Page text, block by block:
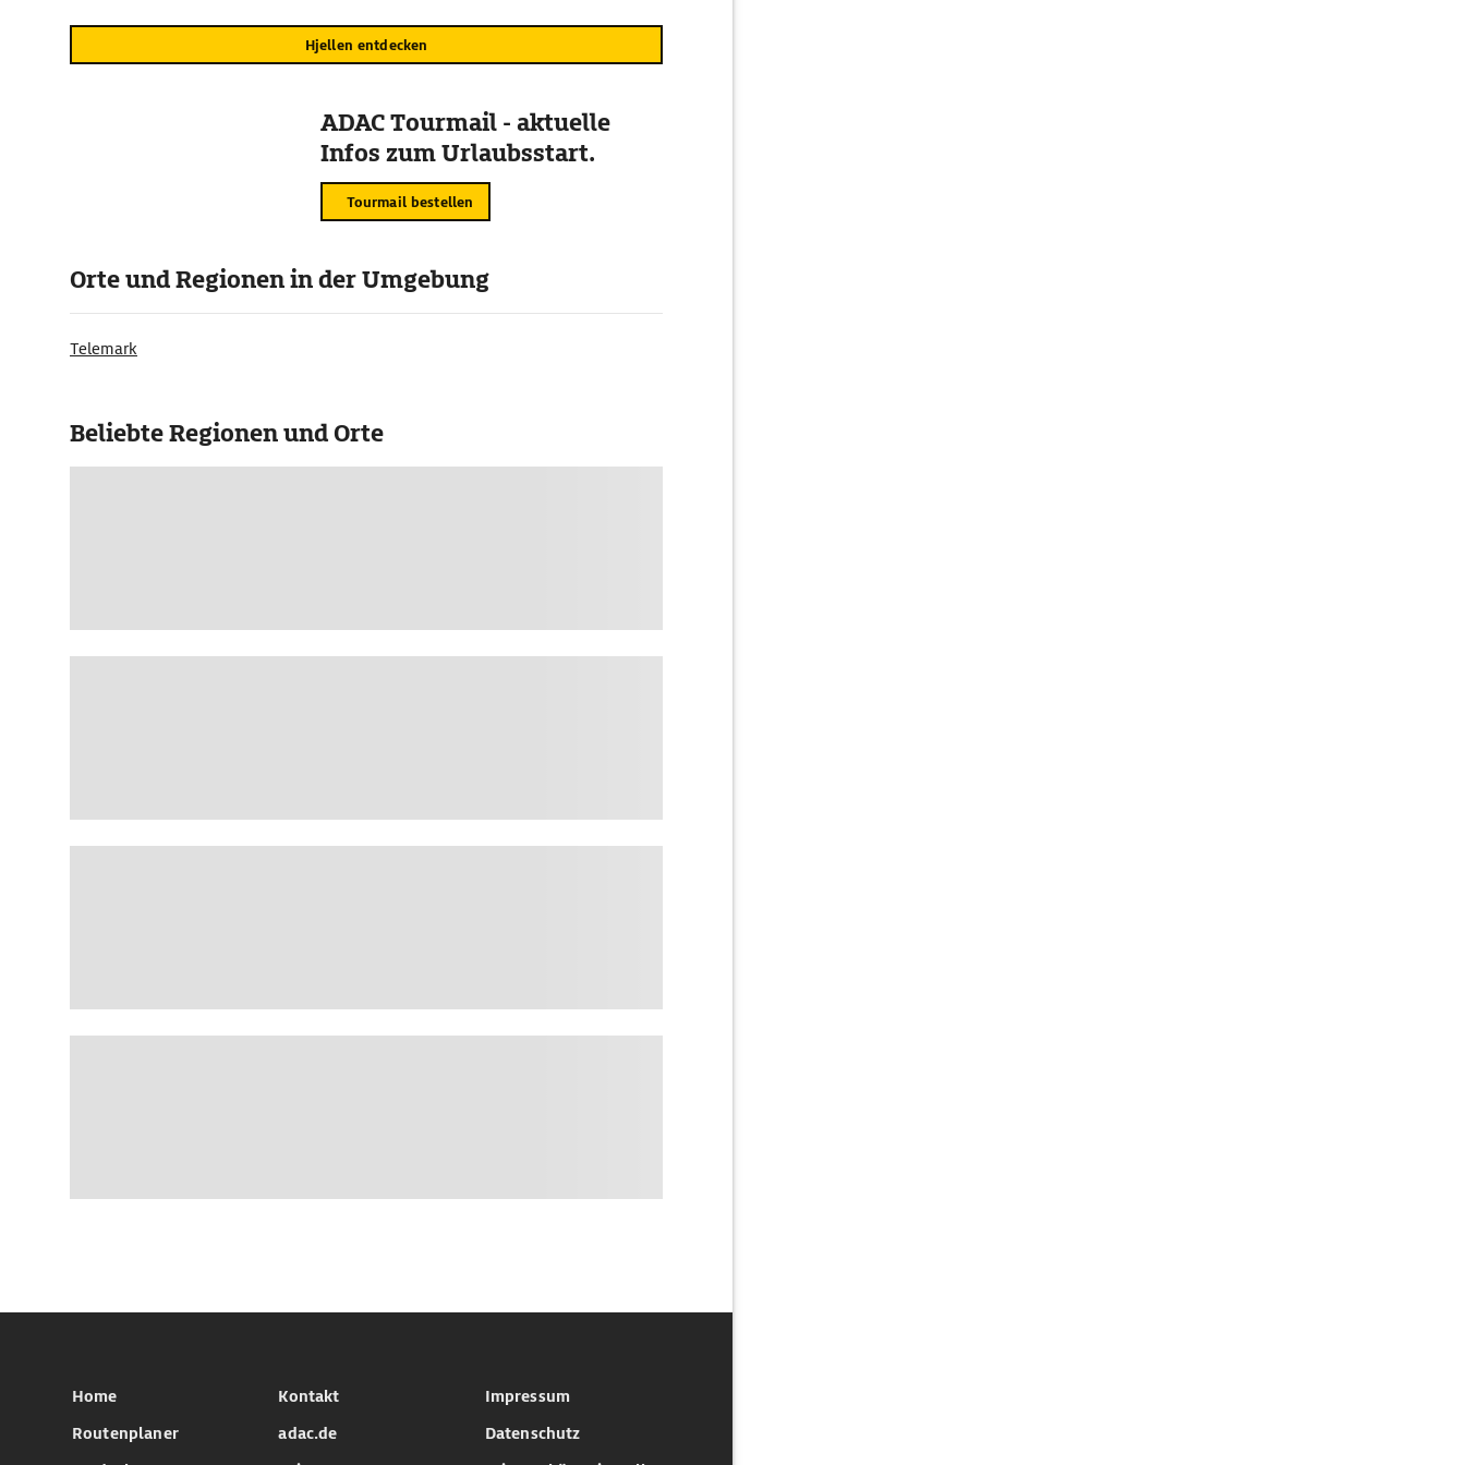
Hjellen entdecken
ADAC Tourmail - aktuelle
Infos zum Urlaubsstart.
Tourmail bestellen
Orte und Regionen in der Umgebung
Telemark
Beliebte Regionen und Orte
Home
Routenplaner
Kontakt
adac.de
Impressum
Datenschutz